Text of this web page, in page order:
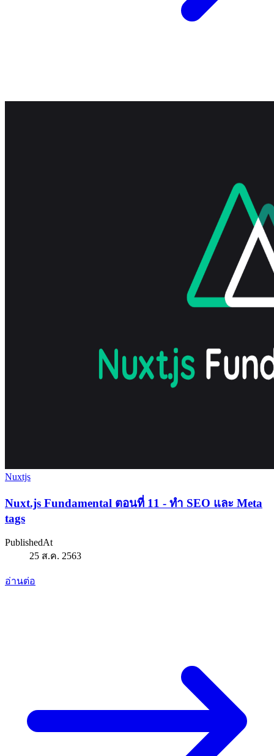
Nuxtjs
Nuxt.js Fundamental ตอนที่ 11 - ทำ SEO และ Meta
tags
PublishedAt
25 ส.ค. 2563
อ่านต่อ